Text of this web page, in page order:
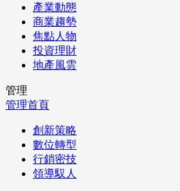
產業動態
商業趨勢
焦點人物
投資理財
地產風雲
管理
管理首頁
創新策略
數位轉型
行銷密技
領導馭人